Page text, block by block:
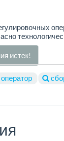
истек!
оператор